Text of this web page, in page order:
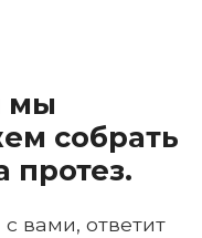
мы
собрать
протез.
вами, ответит